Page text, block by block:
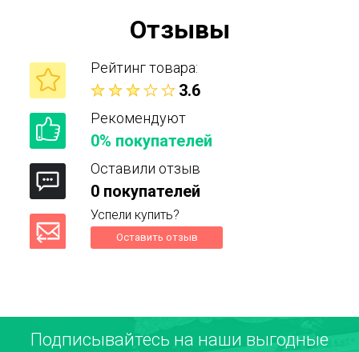
Отзывы
Рейтинг товара:
3.6
Рекомендуют
0% покупателей
Оставили отзыв
0 покупателей
Успели купить?
Оставить отзыв
Ваше имя
Подписывайтесь на наши выгодные